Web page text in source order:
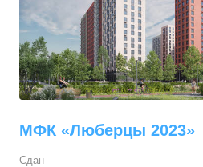
МФК «Люберцы 2023»
Сдан